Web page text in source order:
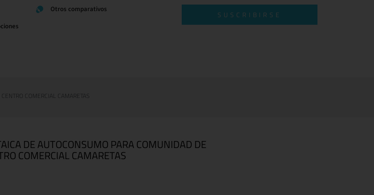
Otros comparativos
SUSCRIBIRSE
CENTRO COMERCIAL CAMARETAS
DE AUTOCONSUMO PARA COMUNIDAD DE
COMERCIAL CAMARETAS